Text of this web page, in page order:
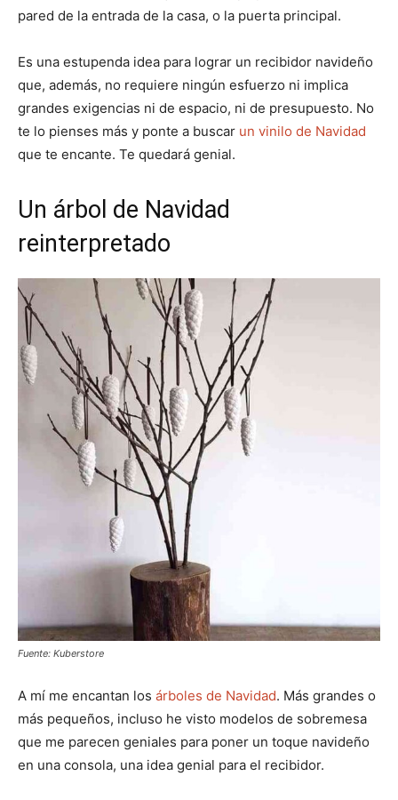
pared de la entrada de la casa, o la puerta principal.
Es una estupenda idea para lograr un recibidor navideño
que, además, no requiere ningún esfuerzo ni implica
grandes exigencias ni de espacio, ni de presupuesto. No
te lo pienses más y ponte a buscar un vinilo de Navidad
que te encante. Te quedará genial.
Un árbol de Navidad
reinterpretado
Fuente: Kuberstore
A mí me encantan los árboles de Navidad. Más grandes o
más pequeños, incluso he visto modelos de sobremesa
que me parecen geniales para poner un toque navideño
en una consola, una idea genial para el recibidor.